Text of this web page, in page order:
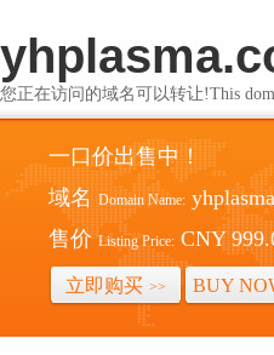
您正在访问的域名可以转让!This
一口价出售中！
域名 Domain Name:
售价 Listing Price: CNY
立即购买 >> BUY